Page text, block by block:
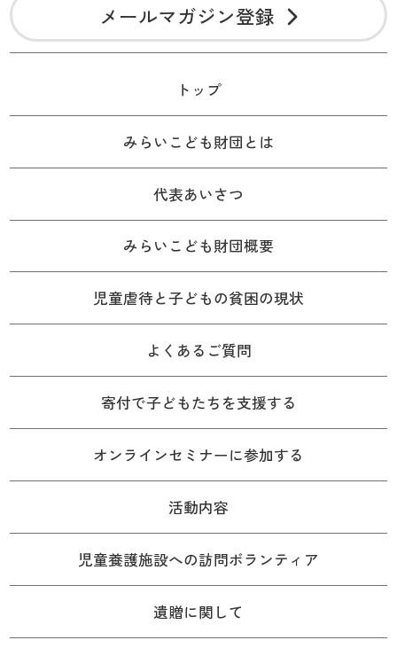
メールマガジン登録
トップ
みらいこども財団とは
代表あいさつ
みらいこども財団概要
児童虐待と子どもの貧困の現状
よくあるご質問
寄付で子どもたちを支援する
オンラインセミナーに参加する
活動内容
児童養護施設への訪問ボランティア
遺贈に関して